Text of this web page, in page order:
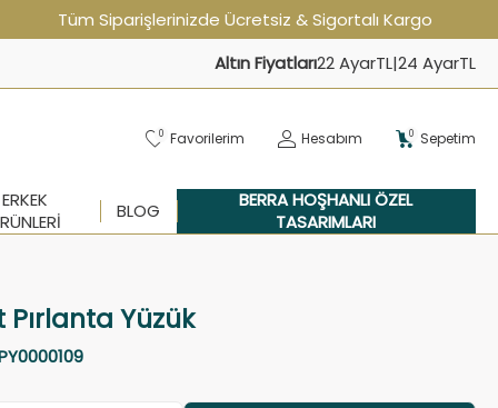
Tüm Siparişlerinizde Ücretsiz & Sigortalı Kargo
Altın Fiyatları22 AyarTL|24 AyarTL
0 Favorilerim Hesabım 0 Sepetim
ERKEK
BLOG
BERRA HOŞHANLI ÖZEL
TASARIMLARI
Pırlanta Yüzük